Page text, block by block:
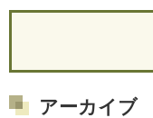
アーカイブ